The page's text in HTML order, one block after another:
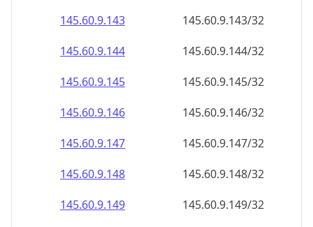
145.60.9.143
145.60.9.143/32
145.60.9.144
145.60.9.144/32
145.60.9.145
145.60.9.145/32
145.60.9.146
145.60.9.146/32
145.60.9.147
145.60.9.147/32
145.60.9.148
145.60.9.148/32
145.60.9.149
145.60.9.149/32